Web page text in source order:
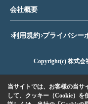
会社概要
利用規約 プライバシー
Copyright(c) 株式会
当サイトでは、お客様の当サ
して、クッキー（Cookie）を